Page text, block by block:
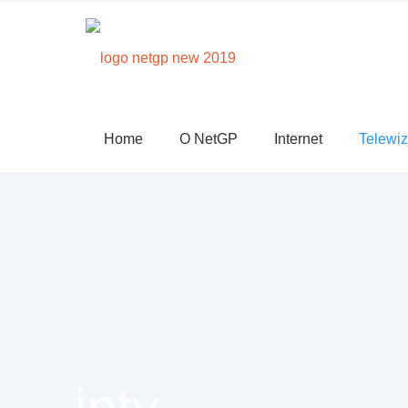
Home O NetGP Internet